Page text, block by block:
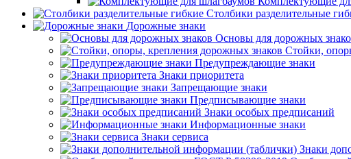
Столбики разделительные
Дорожные знаки
Основы для дорожных
Стойки,
Предупреждающие знаки
Знаки приоритета
Запрещающие знаки
Предписывающие знаки
Знаки особых предписаний
Информационные знаки
Знаки сервиса
Знаки